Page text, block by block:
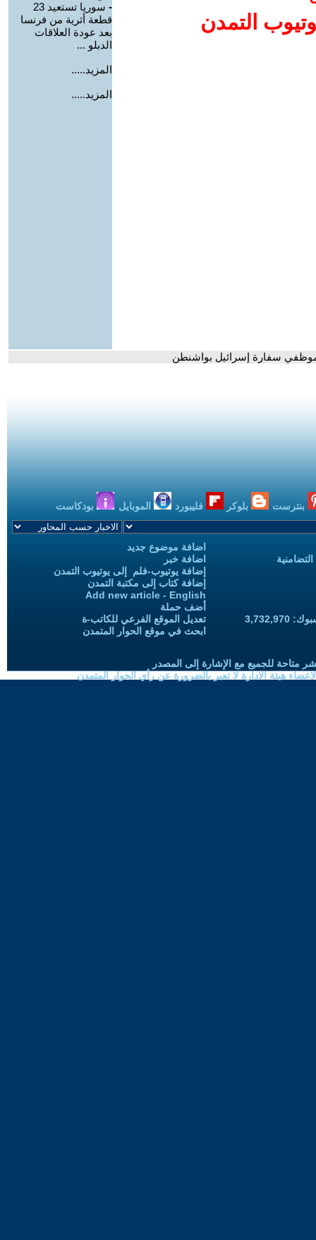
التمدن
-
سوريا تستعيد 23
قطعة أثرية من فرنسا
بعد عودة العلاقات
الدبلو ...
المزيد.....
المزيد.....
سفارة إسرائيل بواشنطن
بنترست بلوكر فليبورد الموبايل بودكاست
اضافة موضوع جديد
اضافة خبر
إضافة يوتيوب-فلم إلى يوتيوب التمدن
إضافة كتاب إلى مكتبة التمدن
Add new article - English
أضف حملة
تعديل الموقع الفرعي للكاتب-ة
ابحث في موقع الحوار المتمدن
متاحة للجميع مع الإشارة إلى المصدر
هيئة الادارة لا تعبر بالضرورة عن رأي الحوار المتمدن